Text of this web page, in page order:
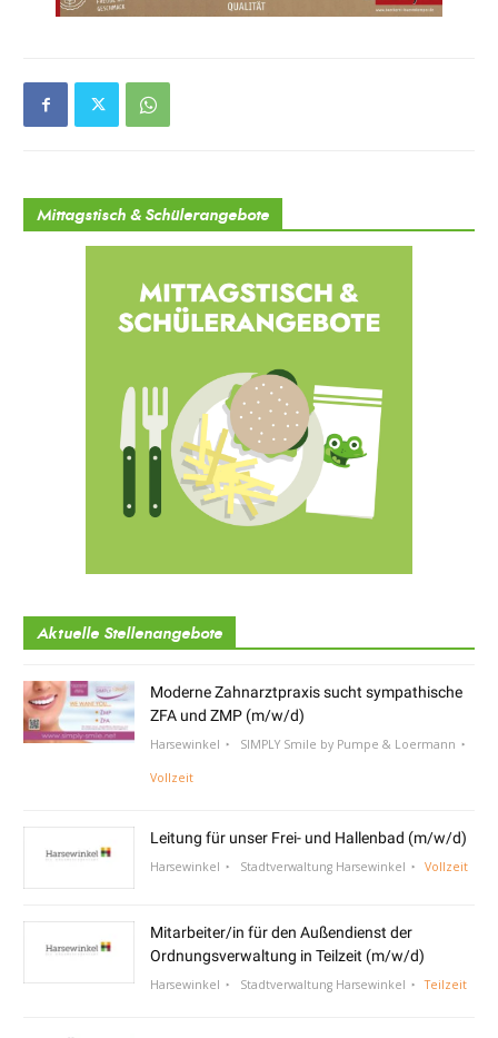
Mittagstisch & Schülerangebote
Aktuelle Stellenangebote
Moderne Zahnarztpraxis sucht sympathische
ZFA und ZMP (m/w/d)
Harsewinkel SIMPLY Smile by Pumpe & Loermann
Vollzeit
Leitung für unser Frei- und Hallenbad (m/w/d)
Harsewinkel Stadtverwaltung Harsewinkel Vollzeit
Mitarbeiter/in für den Außendienst der
Ordnungsverwaltung in Teilzeit (m/w/d)
Harsewinkel Stadtverwaltung Harsewinkel Teilzeit